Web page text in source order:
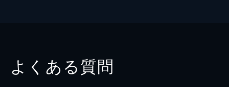
よくある質問